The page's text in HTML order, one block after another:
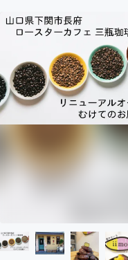
アート・写真
テクノロジー
映像・映画
ビジネス・
CAMPFIRE for
CAMPFIREふる